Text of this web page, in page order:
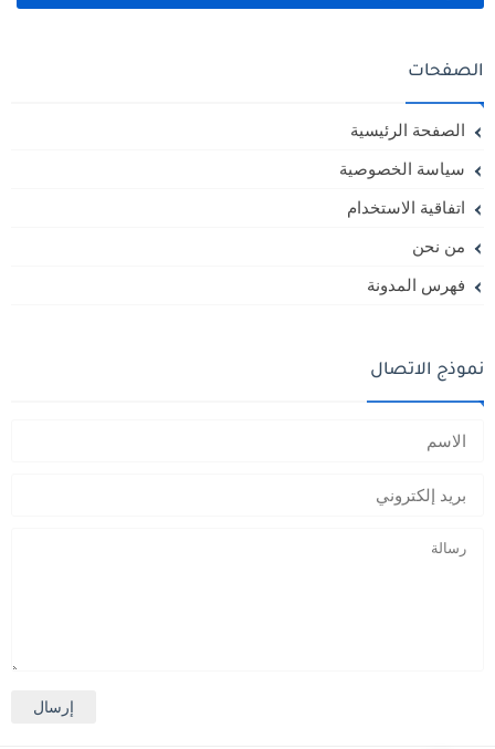
الصفحات
الصفحة الرئيسية
سياسة الخصوصية
اتفاقية الاستخدام
من نحن
فهرس المدونة
نموذج الاتصال